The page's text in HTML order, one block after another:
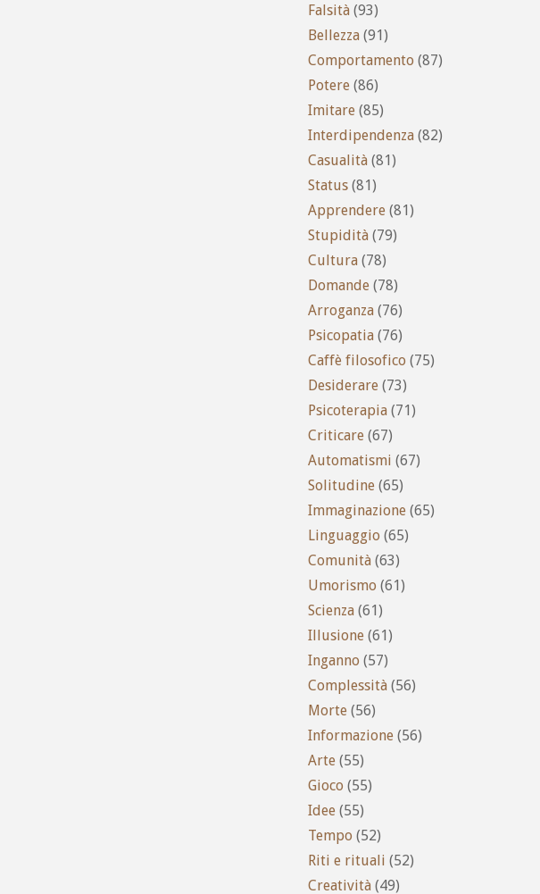
Falsità (93)
Bellezza (91)
Comportamento (87)
Potere (86)
Imitare (85)
Interdipendenza (82)
Casualità (81)
Status (81)
Apprendere (81)
Stupidità (79)
Cultura (78)
Domande (78)
Arroganza (76)
Psicopatia (76)
Caffè filosofico (75)
Desiderare (73)
Psicoterapia (71)
Criticare (67)
Automatismi (67)
Solitudine (65)
Immaginazione (65)
Linguaggio (65)
Comunità (63)
Umorismo (61)
Scienza (61)
Illusione (61)
Inganno (57)
Complessità (56)
Morte (56)
Informazione (56)
Arte (55)
Gioco (55)
Idee (55)
Tempo (52)
Riti e rituali (52)
Creatività (49)